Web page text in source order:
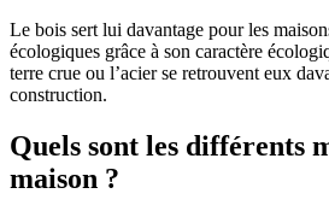
Le bois sert lui davantage pour les
écologiques grâce à son caractère
terre crue ou l’acier se retrouvent eux
construction.
Quels sont les différents
maison ?